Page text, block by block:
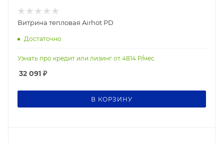
Витрина тепловая Airhot PD
Достаточно
Узнать про кредит или лизинг от 4814 Р/мес
32 091 ₽
В КОРЗИНУ